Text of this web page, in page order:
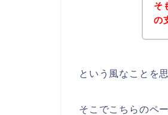
そ
の
という風なことを
そこでこちらのペ